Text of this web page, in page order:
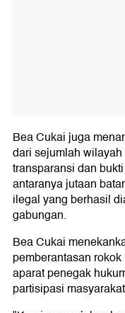
Bea Cukai juga
dari sejumlah
transparansi dan
antaranya jutaan
ilegal yang berhasil
gabungan.
Bea Cukai
pemberantasan
aparat penegak
partisipasi